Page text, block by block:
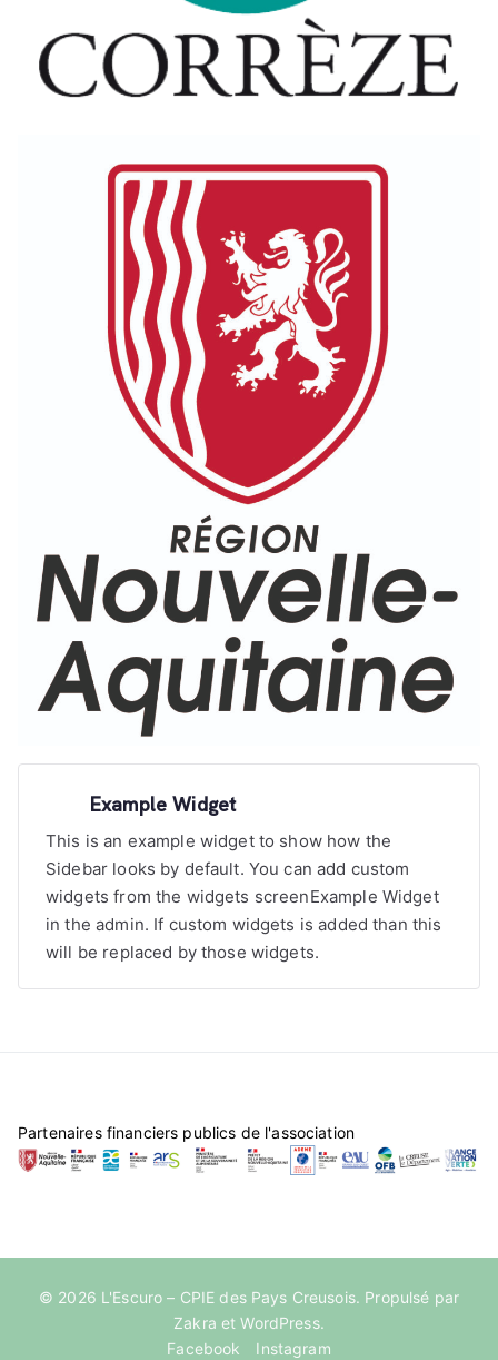
Example Widget
This is an example widget to show how the
Sidebar looks by default. You can add custom
widgets from the widgets screenExample Widget
in the admin. If custom widgets is added than this
will be replaced by those widgets.
Partenaires financiers publics de l'association
© 2026 L'Escuro – CPIE des Pays Creusois. Propulsé par
Zakra etWordPress.
Facebook
Instagram